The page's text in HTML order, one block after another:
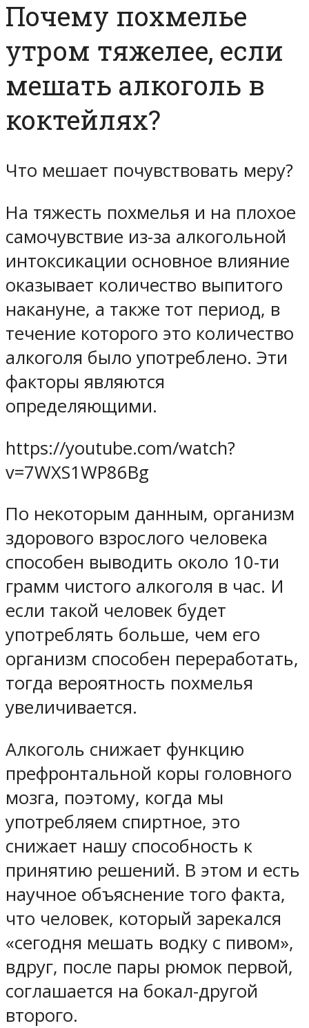
Почему похмелье
утром тяжелее, если
мешать алкоголь в
коктейлях?
Что мешает почувствовать меру?
На тяжесть похмелья и на плохое
самочувствие из-за алкогольной
интоксикации основное влияние
оказывает количество выпитого
накануне, а также тот период, в
течение которого это количество
алкоголя было употреблено. Эти
факторы являются
определяющими.
https://youtube.com/watch?
v=7WXS1WP86Bg
По некоторым данным, организм
здорового взрослого человека
способен выводить около 10-ти
грамм чистого алкоголя в час. И
если такой человек будет
употреблять больше, чем его
организм способен переработать,
тогда вероятность похмелья
увеличивается.
Алкоголь снижает функцию
префронтальной коры головного
мозга, поэтому, когда мы
употребляем спиртное, это
снижает нашу способность к
принятию решений. В этом и есть
научное объяснение того факта,
что человек, который зарекался
«сегодня мешать водку с пивом»,
вдруг, после пары рюмок первой,
соглашается на бокал-другой
второго.